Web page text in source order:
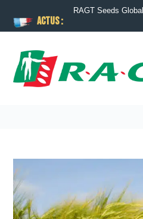
ACTUS :
RAGT Seeds Global